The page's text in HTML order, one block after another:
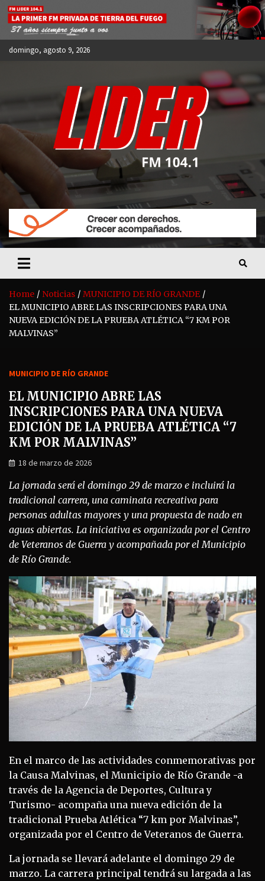
Skip
content
domingo, agosto 9, 2026
FM LIDER 104.1
Home Noticias
MUNICIPIO DE RÍO GRANDE
EL MUNICIPIO ABRE LAS INSCRIPCIONES PARA UNA
NUEVA EDICIÓN DE LA PRUEBA ATLÉTICA “7 KM POR
MALVINAS”
MUNICIPIO DE RÍO GRANDE
EL MUNICIPIO ABRE LAS
INSCRIPCIONES PARA UNA NUEVA
EDICIÓN DE LA PRUEBA ATLÉTICA “7
KM POR MALVINAS”
18 de marzo de 2026
La jornada será el domingo 29 de marzo e incluirá la
tradicional carrera, una caminata recreativa para
personas adultas mayores y una propuesta de nado en
aguas abiertas. La iniciativa es organizada por el Centro
de Veteranos de Guerra y acompañada por el Municipio
de Río Grande.
En el marco de las actividades conmemorativas por
la Causa Malvinas, el Municipio de Río Grande -a
través de la Agencia de Deportes, Cultura y
Turismo- acompaña una nueva edición de la
tradicional Prueba Atlética “7 km por Malvinas”,
organizada por el Centro de Veteranos de Guerra.
La jornada se llevará adelante el domingo 29 de
marzo. La carrera principal tendrá su largada a las